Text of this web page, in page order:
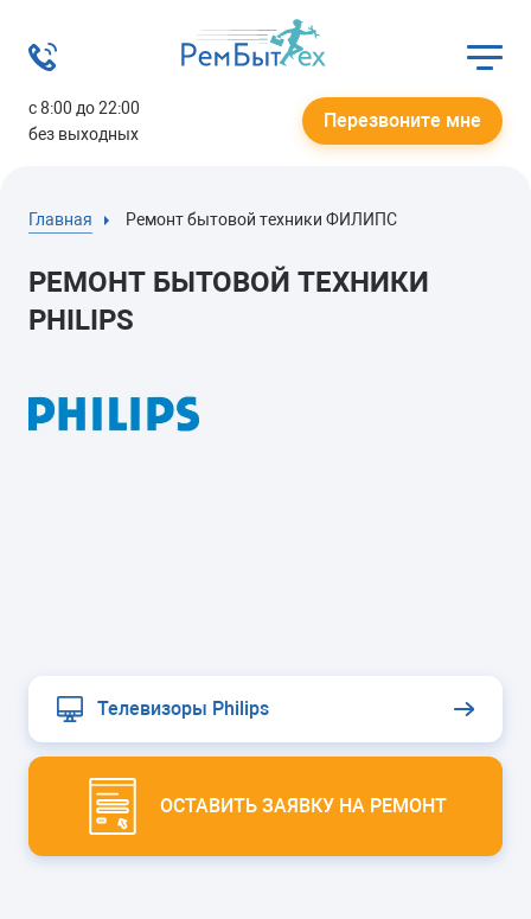
с 8:00 до 22:00
без выходных
Перезвоните мне
Главная Ремонт бытовой техники ФИЛИПС
РЕМОНТ БЫТОВОЙ ТЕХНИКИ
PHILIPS
Телевизоры Philips
ОСТАВИТЬ ЗАЯВКУ НА РЕМОНТ